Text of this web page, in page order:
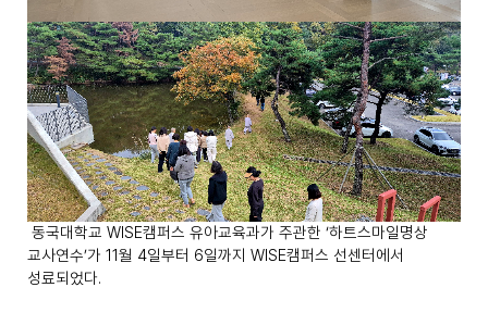
동국대학교 WISE캠퍼스 유아교육과가 주관한 ‘하트스마일명상
교사연수’가 11월 4일부터 6일까지 WISE캠퍼스 선센터에서
성료되었다.